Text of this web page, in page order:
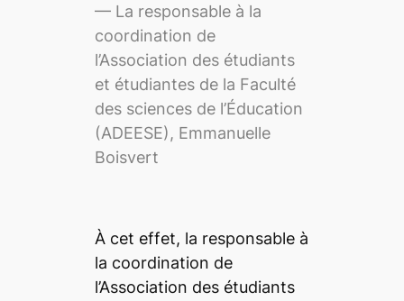
— La responsable à la
coordination de
l’Association des étudiants
et étudiantes de la Faculté
des sciences de l’Éducation
(ADEESE), Emmanuelle
Boisvert
À cet effet, la responsable à
la coordination de
l’Association des étudiants